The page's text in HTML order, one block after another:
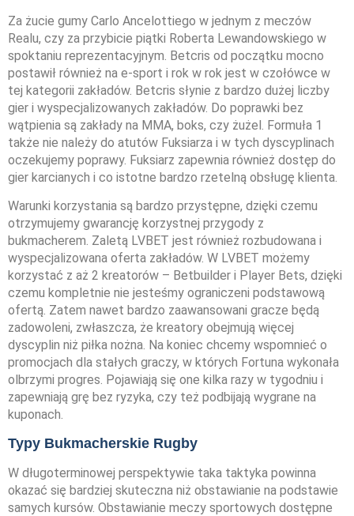
Za żucie gumy Carlo Ancelottiego w jednym z meczów
Realu, czy za przybicie piątki Roberta Lewandowskiego w
spoktaniu reprezentacyjnym. Betcris od początku mocno
postawił również na e-sport i rok w rok jest w czołówce w
tej kategorii zakładów. Betcris słynie z bardzo dużej liczby
gier i wyspecjalizowanych zakładów. Do poprawki bez
wątpienia są zakłady na MMA, boks, czy żużel. Formuła 1
także nie należy do atutów Fuksiarza i w tych dyscyplinach
oczekujemy poprawy. Fuksiarz zapewnia również dostęp do
gier karcianych i co istotne bardzo rzetelną obsługę klienta.
Warunki korzystania są bardzo przystępne, dzięki czemu
otrzymujemy gwarancję korzystnej przygody z
bukmacherem. Zaletą LVBET jest również rozbudowana i
wyspecjalizowana oferta zakładów. W LVBET możemy
korzystać z aż 2 kreatorów – Betbuilder i Player Bets, dzięki
czemu kompletnie nie jesteśmy ograniczeni podstawową
ofertą. Zatem nawet bardzo zaawansowani gracze będą
zadowoleni, zwłaszcza, że kreatory obejmują więcej
dyscyplin niż piłka nożna. Na koniec chcemy wspomnieć o
promocjach dla stałych graczy, w których Fortuna wykonała
olbrzymi progres. Pojawiają się one kilka razy w tygodniu i
zapewniają grę bez ryzyka, czy też podbijają wygrane na
kuponach.
Typy Bukmacherskie Rugby
W długoterminowej perspektywie taka taktyka powinna
okazać się bardziej skuteczna niż obstawianie na podstawie
samych kursów. Obstawianie meczy sportowych dostępne